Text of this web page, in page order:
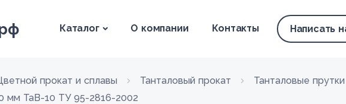
Каталог О компании Контакты Написать
прокат и сплавы Танталовый прокат
Танталовые прутки
мм ТаВ-10 ТУ 95-2816-2002